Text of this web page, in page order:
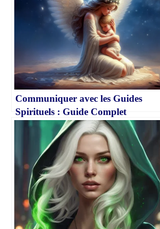
Communiquer avec les Guides
Spirituels : Guide Complet